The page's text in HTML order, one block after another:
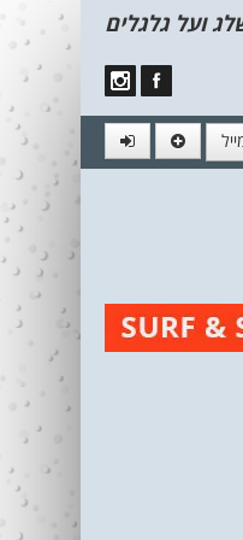
ועל גלגלים